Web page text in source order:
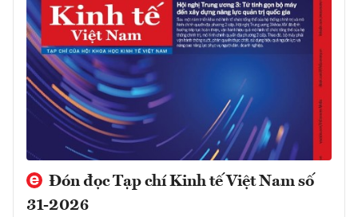
Đón đọc Tạp chí Kinh tế Việt Nam số
31-2026